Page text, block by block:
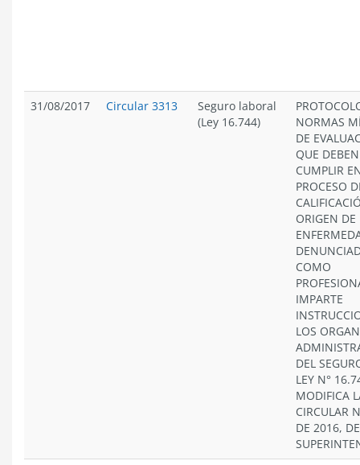
31/08/2017 Circular 3313
Seguro laboral
(Ley 16.744)
NORMAS
DE
QUE DEBEN
CUMPLIR
PROCESO
ORIGEN DE
COMO
IMPARTE
LOS
DEL
LEY N°
MODIFICA
CIRCULAR
DE 2016,